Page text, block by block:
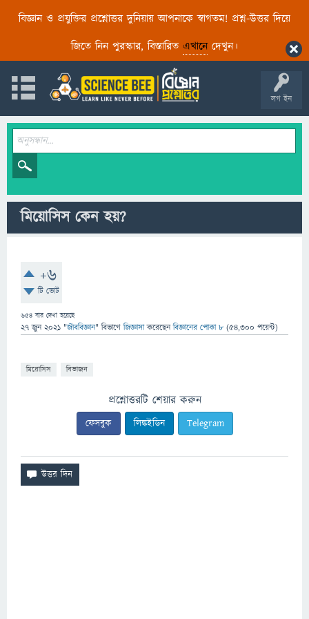
বিজ্ঞান ও প্রযুক্তির প্রশ্নোত্তর দুনিয়ায় আপনাকে স্বাগতম! প্রশ্ন-উত্তর দিয়ে
জিতে নিন পুরস্কার, বিস্তারিত এখানেদেখুন।
লগ ইন
মিয়োসিস কেন হয়?
+6
টি ভোট
654 বার দেখা হয়েছে
27 জুন 2021 "জীববিজ্ঞান" বিভাগে জিজ্ঞাসাকরেছেনবিজ্ঞানের পোকা ৮ (54,300 পয়েন্ট)
মিয়োসিস বিভাজন
প্রশ্নোত্তরটি শেয়ার করুন
ফেসবুক লিঙ্কইডিন Telegram